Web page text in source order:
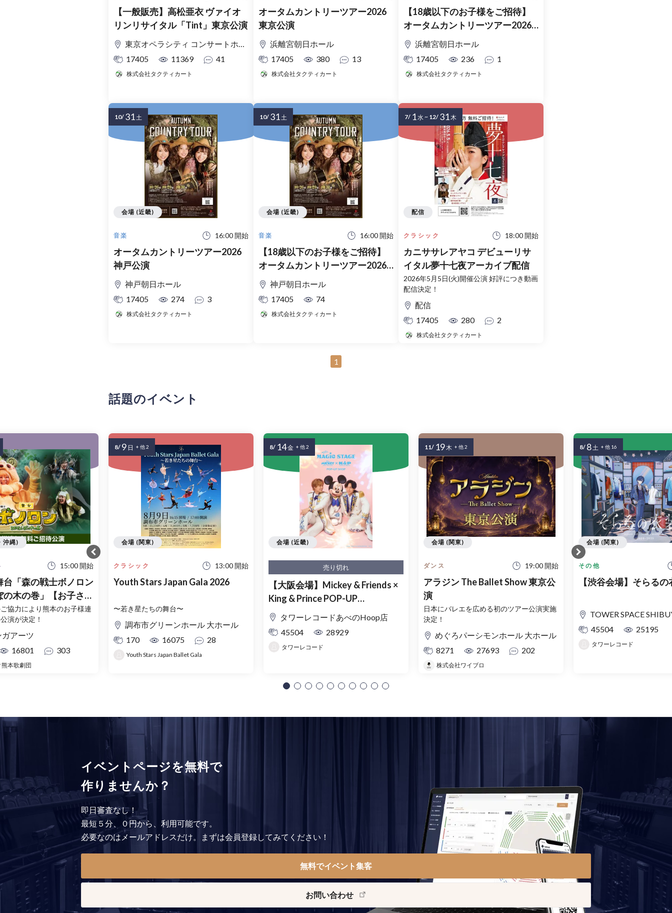
【一般販売】高松亜衣 ヴァイオ
リンリサイタル「Tint」東京公演
東京オペラシティ コンサートホール：タケミツ メモリアル
17405
11369 41
株式会社タクティカート
オータムカントリーツアー2026
東京公演
浜離宮朝日ホール
17405
380 13
株式会社タクティカート
【18歳以下のお子様をご招待】
オータムカントリーツアー2026
東京公演
浜離宮朝日ホール
17405
236 1
株式会社タクティカート
音楽 16:00 開始
オータムカントリーツアー2026
神戸公演
神戸朝日ホール
17405
274 3
株式会社タクティカート
会場 (近畿)
10/ 31土
音楽 16:00 開始
【18歳以下のお子様をご招待】
オータムカントリーツアー2026
神戸公演
神戸朝日ホール
17405
74
株式会社タクティカート
会場 (近畿)
10/ 31土
クラシック 18:00 開始
カニササレアヤコ デビューリサ
イタル夢十七夜アーカイブ配信
2026年5月5日(火)開催公演 好評につき動画
配信決定！
配信
17405
280 2
株式会社タクティカート
配信
7/ 1水~ 12/ 31木
1
話題のイベント
15:00 開始
台「森の戦士ボノロン
の木の巻」【お子さま
招待】2026年7月23
協力により熊本のお子様連
演が決定！
アーツ
16801
303
本歌劇団
沖縄)
クラシック 13:00 開始
Youth Stars Japan Gala 2026
〜若き星たちの舞台〜
調布市グリーンホール 大ホール
170
16075 28
Youth Stars Japan Ballet Gala
会場 (関東)
8/ 9 日 + 他 2
売り切れ
【大阪会場】Mickey & Friends ×
King & Prince POP-UP
SHOP「MAGIC STAGE」入場整
理券
タワーレコードあべのHoop店
45504
28929
タワーレコード
会場 (近畿)
8/ 14金 + 他 2
ダンス 19:00 開始
アラジン The Ballet Show 東京公
演
日本にバレエを広める初のツアー公演実施
決定！
めぐろパーシモンホール 大ホール
8271
27693 202
株式会社ワイブロ
会場 (関東)
11/ 19木 + 他 2
その他
【渋谷会場】そらる
TOWER SPACE SHIBUYA（タワーレ
45504
25195
タワーレコード
会場 (関東)
8/ 8土 + 他 16
イベントページを無料で
作りませんか？
即日審査なし！
最短５分、０円から、利用可能です。
必要なのはメールアドレスだけ。まずは会員登録してみてください！
無料でイベント集客
お問い合わせ